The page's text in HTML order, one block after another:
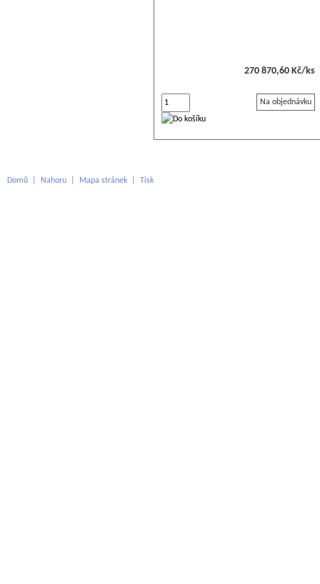
270 870,60 Kč/ks
Na objednávku
Domů Nahoru Mapa stránek Tisk